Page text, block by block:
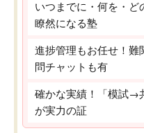
いつまでに・何を・ど
瞭然になる塾
進捗管理もお任せ！難
問チャットも有
確かな実績！「模試→
が実力の証